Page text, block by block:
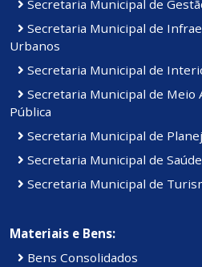
Secretaria Municipal de
Secretaria Municipal de
Urbanos
Secretaria Municipal de
Secretaria Municipal de Meio
Pública
Secretaria Municipal de
Secretaria Municipal de Saúde
Secretaria Municipal de
Materiais e Bens:
Bens Consolidados